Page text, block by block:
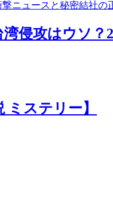
侵攻はウソ？
ステリー】